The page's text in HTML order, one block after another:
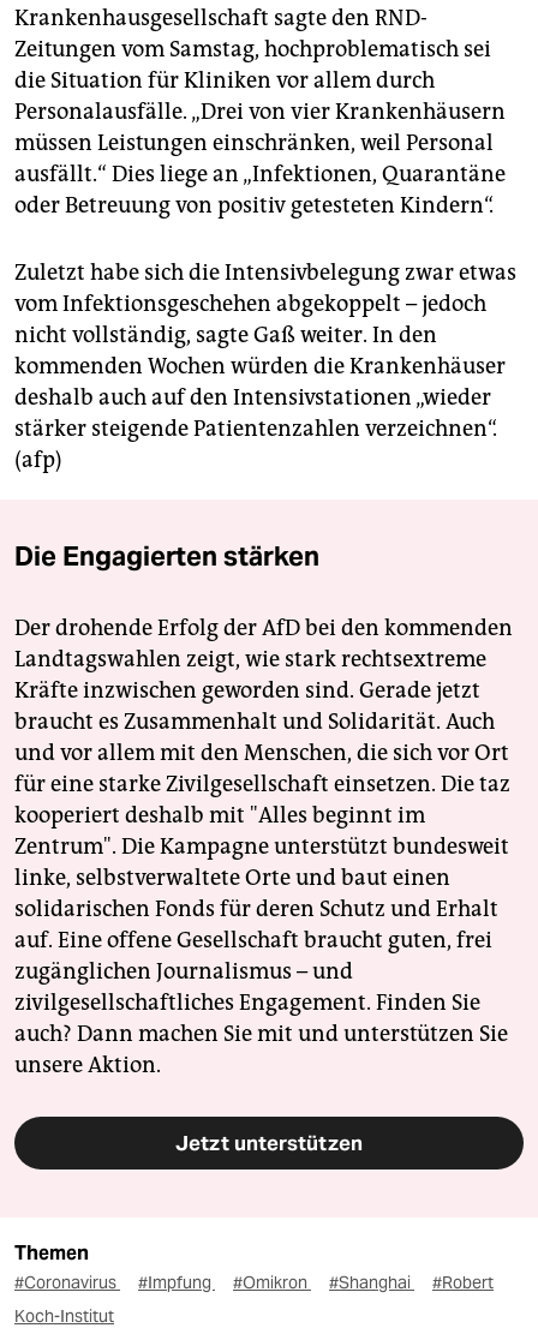
Krankenhausgesellschaft sagte den RND-
Zeitungen vom Samstag, hochproblematisch sei
die Situation für Kliniken vor allem durch
Personalausfälle. „Drei von vier Krankenhäusern
müssen Leistungen einschränken, weil Personal
ausfällt.“ Dies liege an „Infektionen, Quarantäne
oder Betreuung von positiv getesteten Kindern“.
Zuletzt habe sich die Intensivbelegung zwar etwas
vom Infektionsgeschehen abgekoppelt – jedoch
nicht vollständig, sagte Gaß weiter. In den
kommenden Wochen würden die Krankenhäuser
deshalb auch auf den Intensivstationen „wieder
stärker steigende Patientenzahlen verzeichnen“.
(afp)
Die Engagierten stärken
Der drohende Erfolg der AfD bei den kommenden
Landtagswahlen zeigt, wie stark rechtsextreme
Kräfte inzwischen geworden sind. Gerade jetzt
braucht es Zusammenhalt und Solidarität. Auch
und vor allem mit den Menschen, die sich vor Ort
für eine starke Zivilgesellschaft einsetzen. Die taz
kooperiert deshalb mit "Alles beginnt im
Zentrum". Die Kampagne unterstützt bundesweit
linke, selbstverwaltete Orte und baut einen
solidarischen Fonds für deren Schutz und Erhalt
auf. Eine offene Gesellschaft braucht guten, frei
zugänglichen Journalismus – und
zivilgesellschaftliches Engagement. Finden Sie
auch? Dann machen Sie mit und unterstützen Sie
unsere Aktion.
Jetzt unterstützen
Themen
#Coronavirus #Impfung #Omikron #Shanghai
#Robert
Koch-Institut